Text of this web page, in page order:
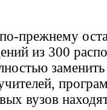
прежнему
из 300
вузов